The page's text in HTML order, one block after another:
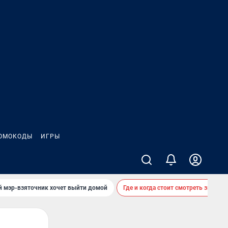
ИГРЫ
мэр-взяточник хочет выйти домой Где и когда стоит смотреть